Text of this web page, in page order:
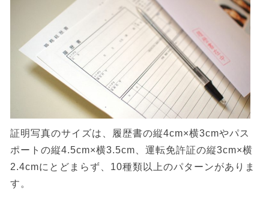
証明写真のサイズは、履歴書の縦4cm×横3cmやパス
ポートの縦4.5cm×横3.5cm、運転免許証の縦3cm×横
2.4cmにとどまらず、10種類以上のパターンがありま
す。